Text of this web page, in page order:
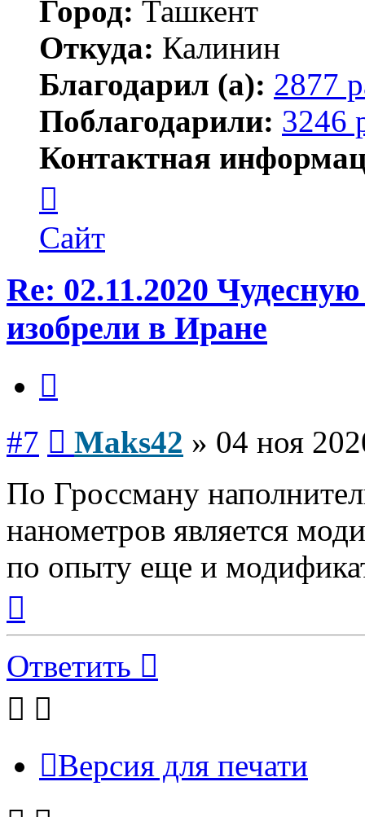
Город: Ташкент
Откуда: Калинин
Благодарил (а): 2877
Поблагодарили: 3246
Контактная
пользователя
Maks42
Сайт
Re: 02.11.2020
изобрели в Иране
#7 Maks42 » 04 ноя
По Гроссману
нанометров является
по опыту еще и
началу
Ответить
Версия для печати